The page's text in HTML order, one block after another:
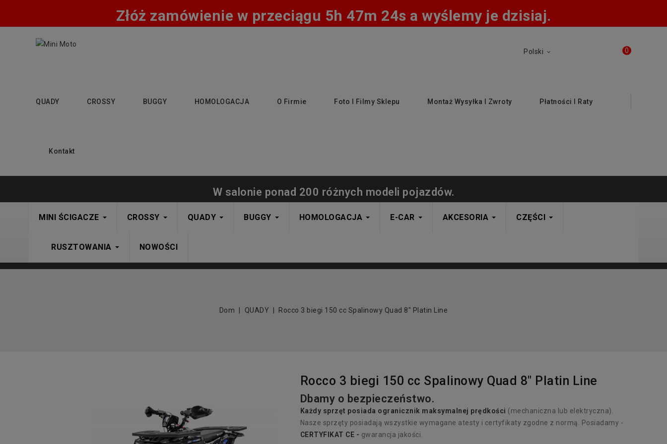
Złóż zamówienie w przeciągu 5h 47m 23s a wyślemy je dzisiaj.
0
Polski
QUADY CROSSY BUGGY HOMOLOGACJA O Firmie Foto I Filmy Sklepu Montaż Wysyłka I Zwroty Płatności I Raty
Kontakt
W salonie ponad 200 różnych modeli pojazdów.
MINI ŚCIGACZE CROSSY QUADY BUGGY HOMOLOGACJA E-CAR AKCESORIA CZĘŚCI
RUSZTOWANIA NOWOŚCI
Dom QUADY Rocco 3 biegi 150 cc Spalinowy Quad 8" Platin Line
Rocco 3 biegi 150 cc Spalinowy Quad 8" Platin Line
Dbamy o bezpieczeństwo.
Każdy sprzęt posiada ogranicznik maksymalnej prędkości (mechaniczna lub elektryczna).
Nasze sprzęty posiadają wszystkie wymagane atesty i certyfikaty zgodne z normą. Posiadamy -
CERTYFIKAT CE - gwarancja jakości.